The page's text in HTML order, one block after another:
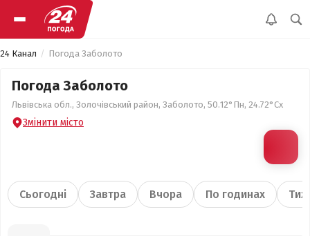
24 Канал Погода Заболото
Погода Заболото
Львівська обл., Золочівський район, Заболото, 50.12°Пн, 24.72°Сх
Змінити місто
Сьогодні Завтра Вчора По годинах